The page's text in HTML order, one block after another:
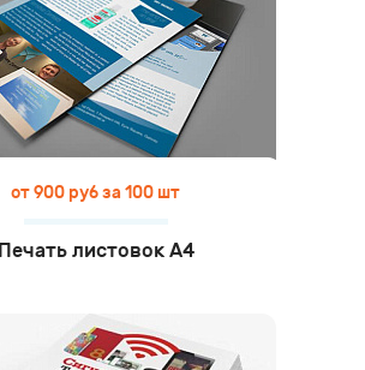
от 900 руб за 100 шт
Печать листовок А4